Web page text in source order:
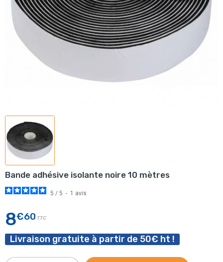
Bande adhésive isolante noire 10 mètres
5 / 5 - 1 avis
8€60 TTC
Livraison gratuite à partir de 50€ ht !